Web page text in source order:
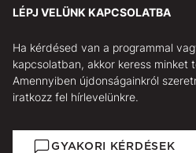
LÉPJ VELÜNK KAPCSOLATBA
Ha kérdésed van a programmal
kapcsolatban, akkor keress minket
Amennyiben újdonságainkról
iratkozz fel hírlevelünkre.
GYAKORI KÉRDÉSEK